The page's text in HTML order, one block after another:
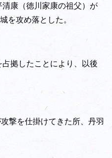
康（徳川家康の祖父）が
を攻め落とした。
拠したことにより、以後
撃を仕掛けてきた所、丹羽